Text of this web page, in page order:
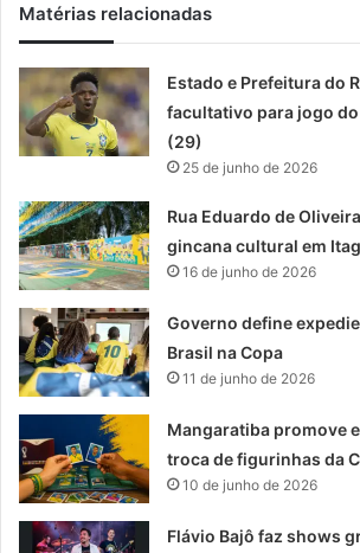
Matérias relacionadas
Estado e Prefeitura do
facultativo para jogo
(29)
25 de junho de 2026
Rua Eduardo de
gincana cultural em
16 de junho de 2026
Governo define
Brasil na Copa
11 de junho de 2026
Mangaratiba promove
troca de figurinhas da
10 de junho de 2026
Flávio Bajô faz shows